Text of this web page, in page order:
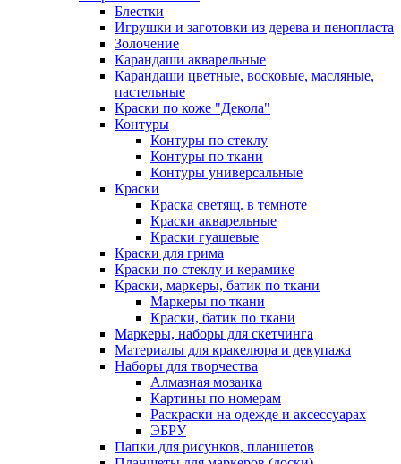
Блестки
Игрушки и заготовки из дерева и пенопласта
Золочение
Карандаши акварельные
Карандаши цветные, восковые, масляные,
пастельные
Краски по коже "Декола"
Контуры
Контуры по стеклу
Контуры по ткани
Контуры универсальные
Краски
Краска светящ. в темноте
Краски акварельные
Краски гуашевые
Краски для грима
Краски по стеклу и керамике
Краски, маркеры, батик по ткани
Маркеры по ткани
Краски, батик по ткани
Маркеры, наборы для скетчинга
Материалы для кракелюра и декупажа
Наборы для творчества
Алмазная мозаика
Картины по номерам
Раскраски на одежде и аксессуарах
ЭБРУ
Папки для рисунков, планшетов